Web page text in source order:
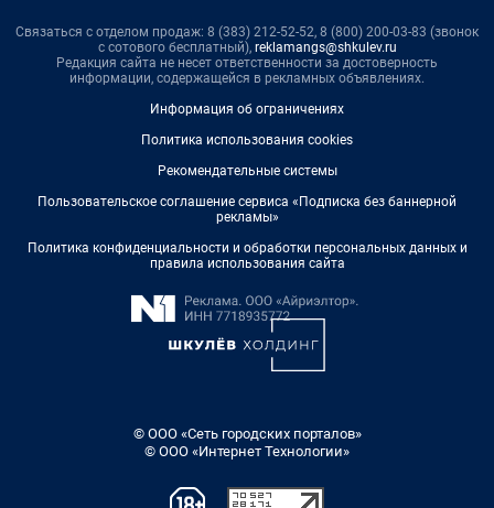
Связаться с отделом продаж: 8 (383) 212-52-52, 8 (800) 200-03-83 (звонок
с сотового бесплатный), reklamangs@shkulev.ru
Редакция сайта не несет ответственности за достоверность
информации, содержащейся в рекламных объявлениях.
Информация об ограничениях
Политика использования cookies
Рекомендательные системы
Пользовательское соглашение сервиса «Подписка без баннерной
рекламы»
Политика конфиденциальности и обработки персональных данных и
правила использования сайта
© ООО «Сеть городских порталов»
© ООО «Интернет Технологии»